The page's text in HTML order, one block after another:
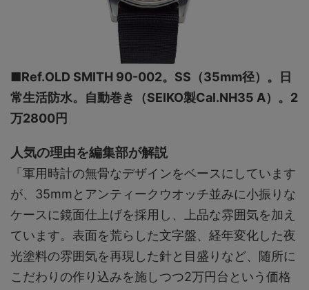
■Ref.OLD SMITH 90-002。SS（35mm径）。日
常生活防水。自動巻き（SEIKO製Cal.NH35 A）。2
万2800円
人気の理由を編集部が解説
「軍用時計の無骨なデザインをベースにしています
が、35mmとアンティークウオッチ並みに小振りな
ケースに鏡面仕上げを採用し、上品な雰囲気を加え
ています。表面を荒らした文字盤、経年変化した夜
光塗料の雰囲気を再現した針と目盛りなど、随所に
こだわりの作り込みを施しつつ2万円台という価格